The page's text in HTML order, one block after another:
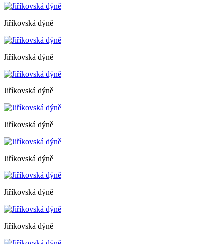
Jiříkovská dýně
Jiříkovská dýně
Jiříkovská dýně
Jiříkovská dýně
Jiříkovská dýně
Jiříkovská dýně
Jiříkovská dýně